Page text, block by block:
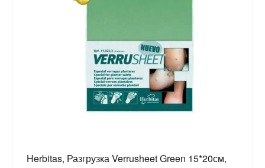
Herbitas, Разгрузка Verrusheet Green 15*20см,